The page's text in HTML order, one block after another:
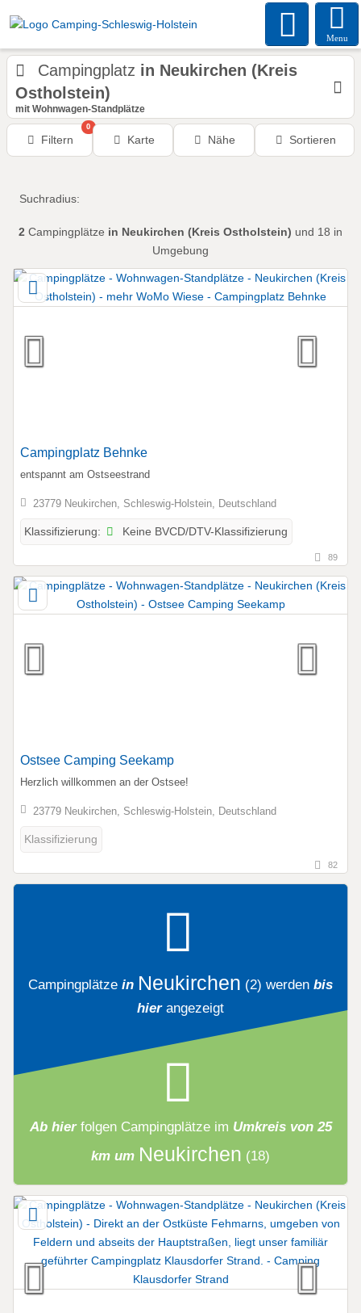
Menu
Campingplatz in Neukirchen (Kreis
Ostholstein)
mit Wohnwagen-Standplätze
Filtern
0
Karte Nähe Sortieren
Suchradius:
2 Campingplätze in Neukirchen (Kreis Ostholstein) und 18 in
Umgebung
Campingplatz Behnke
entspannt am Ostseestrand
23779 Neukirchen, Schleswig-Holstein, Deutschland
Klassifizierung: Keine BVCD/DTV-Klassifizierung
89
Ostsee Camping Seekamp
Herzlich willkommen an der Ostsee!
23779 Neukirchen, Schleswig-Holstein, Deutschland
Klassifizierung
82
Campingplätze in Neukirchen (2) werden bis
hierangezeigt
Ab hier folgen Campingplätzeim Umkreis von 25
km um Neukirchen (18)